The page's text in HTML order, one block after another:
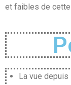
et faibles de
La vue